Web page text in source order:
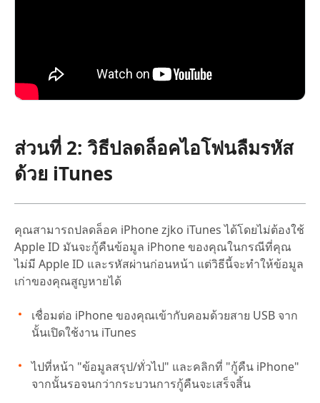
ส่วนที่ 2: วิธีปลดล็อคไอโฟนลืมรหัส
ด้วย iTunes
คุณสามารถปลดล็อค iPhone zjko iTunes ได้โดยไม่ต้องใช้
Apple ID มันจะกู้คืนข้อมูล iPhone ของคุณในกรณีที่คุณ
ไม่มี Apple ID และรหัสผ่านก่อนหน้า แต่วิธีนี้จะทำให้ข้อมูล
เก่าของคุณสูญหายได้
เชื่อมต่อ iPhone ของคุณเข้ากับคอมด้วยสาย USB จาก
นั้นเปิดใช้งาน iTunes
ไปที่หน้า "ข้อมูลสรุป/ทั่วไป" และคลิกที่ "กู้คืน iPhone"
จากนั้นรอจนกว่ากระบวนการกู้คืนจะเสร็จสิ้น